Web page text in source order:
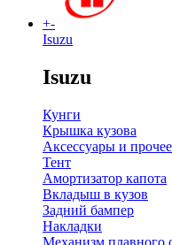
+-
Isuzu
Isuzu
Кунги
Крышка кузова
Аксессуары и прочее
Тент
Амортизатор капота
Вкладыш в кузов
Задний бампер
Накладки